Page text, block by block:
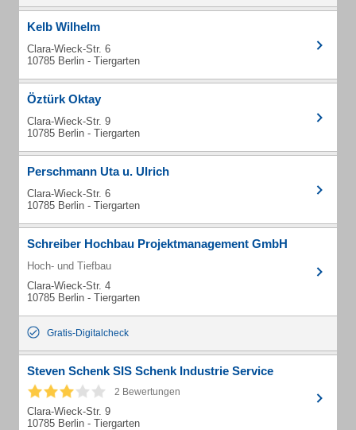
Kelb Wilhelm
Clara-Wieck-Str. 6
10785 Berlin - Tiergarten
Öztürk Oktay
Clara-Wieck-Str. 9
10785 Berlin - Tiergarten
Perschmann Uta u. Ulrich
Clara-Wieck-Str. 6
10785 Berlin - Tiergarten
Schreiber Hochbau Projektmanagement GmbH
Hoch- und Tiefbau
Clara-Wieck-Str. 4
10785 Berlin - Tiergarten
Gratis-Digitalcheck
Steven Schenk SIS Schenk Industrie Service
2 Bewertungen
Clara-Wieck-Str. 9
10785 Berlin - Tiergarten